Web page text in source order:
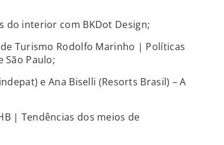
do interior com BKDot Design;
Turismo Rodolfo Marinho | Políticas
São Paulo;
e Ana Biselli (Resorts Brasil) – A
| Tendências dos meios de